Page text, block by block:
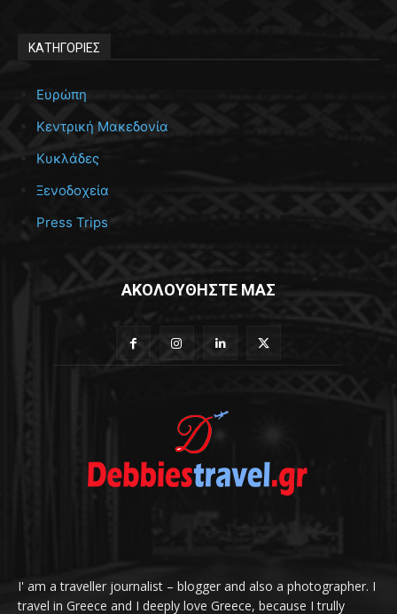
ΚΑΤΗΓΟΡΙΕΣ
Ευρώπη
Κεντρική Μακεδονία
Κυκλάδες
Ξενοδοχεία
Press Trips
ΑΚΟΛΟΥΘΗΣΤΕ ΜΑΣ
I' am a traveller journalist – blogger and also a photographer. I
travel in Greece and I deeply love Greece, because I trully